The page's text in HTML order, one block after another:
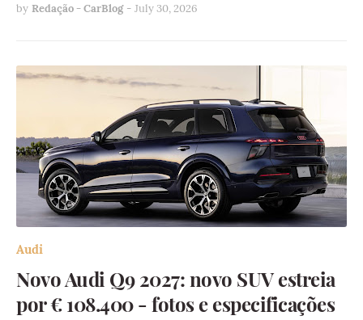
by Redação - CarBlog - July 30, 2026
Audi
Novo Audi Q9 2027: novo SUV estreia
por € 108.400 - fotos e especificações